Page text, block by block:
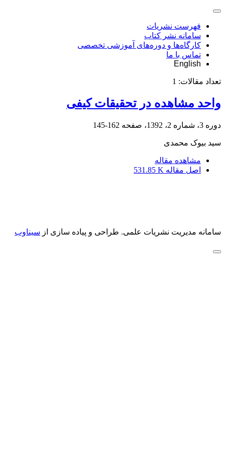
فهرست نشریات
سامانه نشر کتاب
کارگاه‌ها و دوره‌های آموزشی تخصصی
تماس با ما
English
تعداد مقالات: 1
واحد مشاهده در تحقیقات کیفی
دوره 3، شماره 2، 1392، صفحه 162-145
سید بیوک محمدی
مشاهده مقاله
اصل مقاله 531.85 K
سامانه مدیریت نشریات علمی. طراحی و پیاده سازی از سیناوب